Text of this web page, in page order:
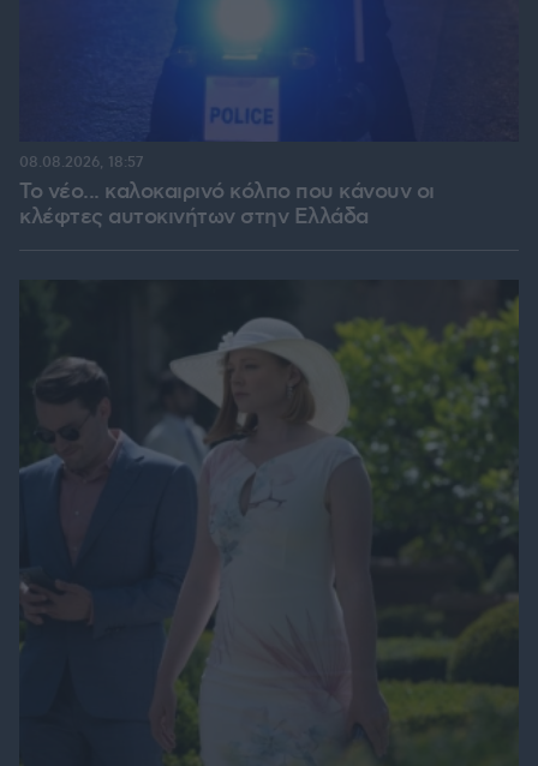
Το νέο... καλοκαιρινό κόλπο που κάνουν οι
κλέφτες αυτοκινήτων στην Ελλάδα
08.08.2026, 18:57